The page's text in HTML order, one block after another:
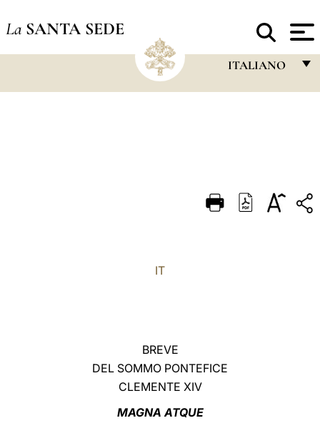
La SANTA SEDE
ITALIANO
FRANÇAIS
ESPAÑOL
IT
BREVE
DEL SOMMO PONTEFICE
CLEMENTE XIV
MAGNA ATQUE